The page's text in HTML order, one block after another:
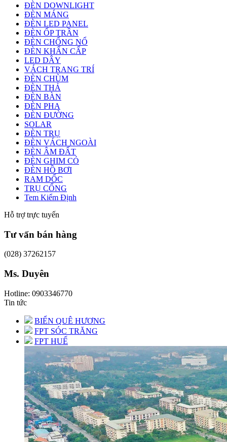
ĐÈN DOWNLIGHT
ĐÈN MÁNG
ĐÈN LED PANEL
ĐÈN ỐP TRẦN
ĐÈN CHỐNG NỔ
ĐÈN KHẨN CẤP
LED DÂY
VÁCH TRANG TRÍ
ĐÈN CHÙM
ĐÈN THẢ
ĐÈN BÀN
ĐÈN PHA
ĐÈN ĐƯỜNG
SOLAR
ĐÈN TRỤ
ĐÈN VÁCH NGOÀI
ĐÈN ÂM ĐẤT
ĐÈN GHIM CỎ
ĐÈN HỒ BƠI
RAM DỐC
TRỤ CỔNG
Tem Kiểm Định
Hỗ trợ trực tuyến
Tư vấn bán hàng
(028) 37262157
Ms. Duyên
Hotline: 0903346770
Tin tức
BIỂN QUÊ HƯƠNG
FPT SÓC TRĂNG
FPT HUẾ